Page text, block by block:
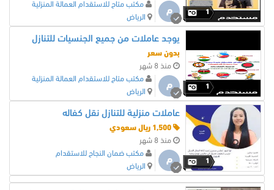
1 م
مكتب متاح للاستقدام العمالة المنزلية
الرياض
1
يوجد عاملات من جميع الجنسيات للتنازل
بدون سعر
منذ 8 شهر
م
مكتب متاح للاستقدام العمالة المنزلية
الرياض
1
عاملات منزلية للتنازل نقل كفاله
منذ 8 شهر
م
مكتب ضمان النجاح للاستقدام
الرياض